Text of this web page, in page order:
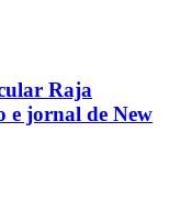
Raja
e jornal de New